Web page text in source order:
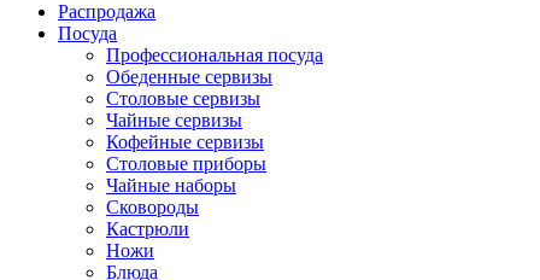
Распродажа
Посуда
Профессиональная посуда
Обеденные сервизы
Столовые сервизы
Чайные сервизы
Кофейные сервизы
Столовые приборы
Чайные наборы
Сковороды
Кастрюли
Ножи
Блюда